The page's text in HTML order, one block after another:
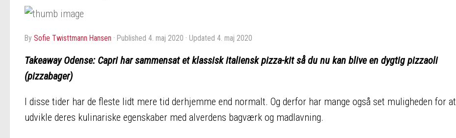
by Sofie Twisttmann Hansen · Published 4. maj 2020 · Updated 4. maj 2020
Takeaway Odense: Capri har sammensat et klassisk italiensk pizza-kit så du nu kan blive en dygtig pizzaoli
(pizzabager)
I disse tider har de fleste lidt mere tid derhjemme end normalt. Og derfor har mange også set muligheden for at
udvikle deres kulinariske egenskaber med alverdens bagværk og madlavning.